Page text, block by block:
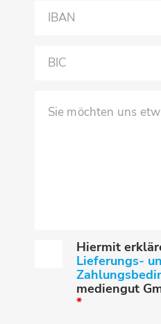
Hiermit
Lieferungs-
mediengut
*